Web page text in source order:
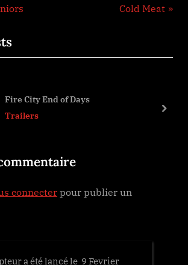
N
t
Cold Meat
Fire City End of Days
Trailers next
connecter pour publier un
a été lancé le 9 Fevrier